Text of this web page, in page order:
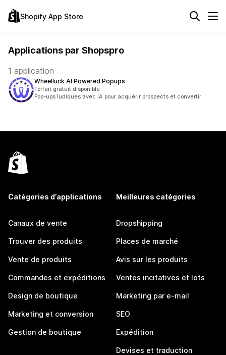
Shopify App Store
Applications par Shopspro
1 application
Wheelluck AI Powered Popups
Forfait gratuit disponible
Pop-ups ludiques avec IA pour acquérir prospects et convertir
Catégories d’applications
Canaux de vente
Trouver des produits
Vente de produits
Commandes et expéditions
Design de boutique
Marketing et conversion
Gestion de boutique
Meilleures catégories
Dropshipping
Places de marché
Avis sur les produits
Ventes incitatives et lots
Marketing par e-mail
SEO
Expédition
Devises et traduction